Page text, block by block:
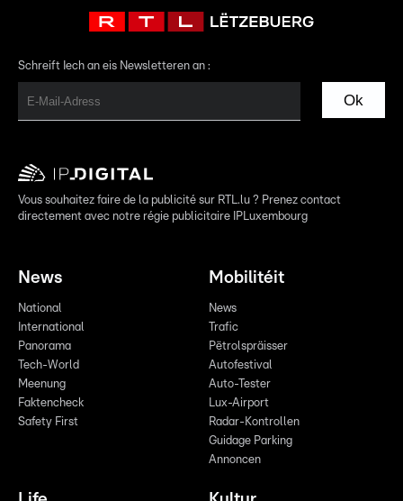
Schreift Iech an eis Newsletteren an :
Ok
Vous souhaitez faire de la publicité sur RTL.lu ? Prenez contact
directement avec notre régie publicitaire IPLuxembourg
News
National
International
Panorama
Tech-World
Meenung
Faktencheck
Safety First
Mobilitéit
News
Trafic
Pëtrolspräisser
Autofestival
Auto-Tester
Lux-Airport
Radar-Kontrollen
Guidage Parking
Annoncen